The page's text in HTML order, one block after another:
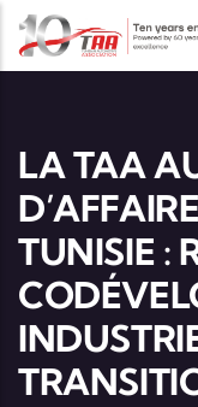
Aller au contenu
LA TAA
TUNISIE :